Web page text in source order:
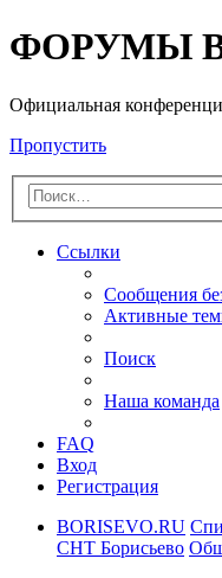
ФОРУМЫ
Официальная
Пропустить
Ссылки
Сообщения
Активные
Поиск
Наша команда
FAQ
Вход
Регистрация
BORISEVO.RU
СНТ Борисьево